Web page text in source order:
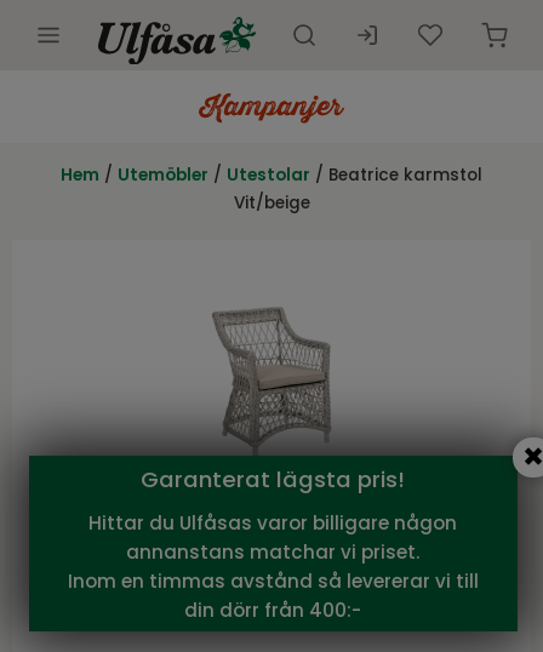
Innemöbler
Kampanjer
Hem / Utemöbler / Utestolar / Beatrice karmstol
Vit/beige
Brafab
Beatrice karmstol Vit/beige
Beatrice serie från Brafab
Garanterat lägsta pris!
Hittar du Ulfåsas varor billigare någon
annanstans matchar vi priset.
Inom en timmas avstånd så levererar vi till
din dörr från 400:-